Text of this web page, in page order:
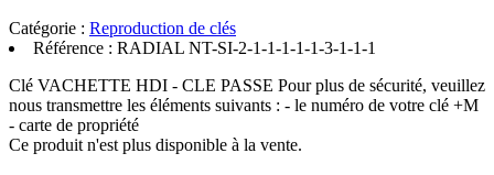
Catégorie : Reproduction de clés
Référence : RADIAL NT-SI-2-1-1-1-1-1-3-1-1-1
Clé VACHETTE HDI - CLE PASSE Pour plus de sécurité, veuillez
nous transmettre les éléments suivants : - le numéro de votre clé +M
- carte de propriété
Ce produit n'est plus disponible à la vente.